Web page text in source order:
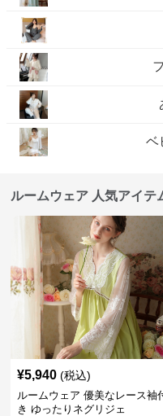
ベ
ルームウェア 人気アイテ
¥5,940 (税込)
ルームウェア 優美なレース袖
き ゆったりネグリジェ